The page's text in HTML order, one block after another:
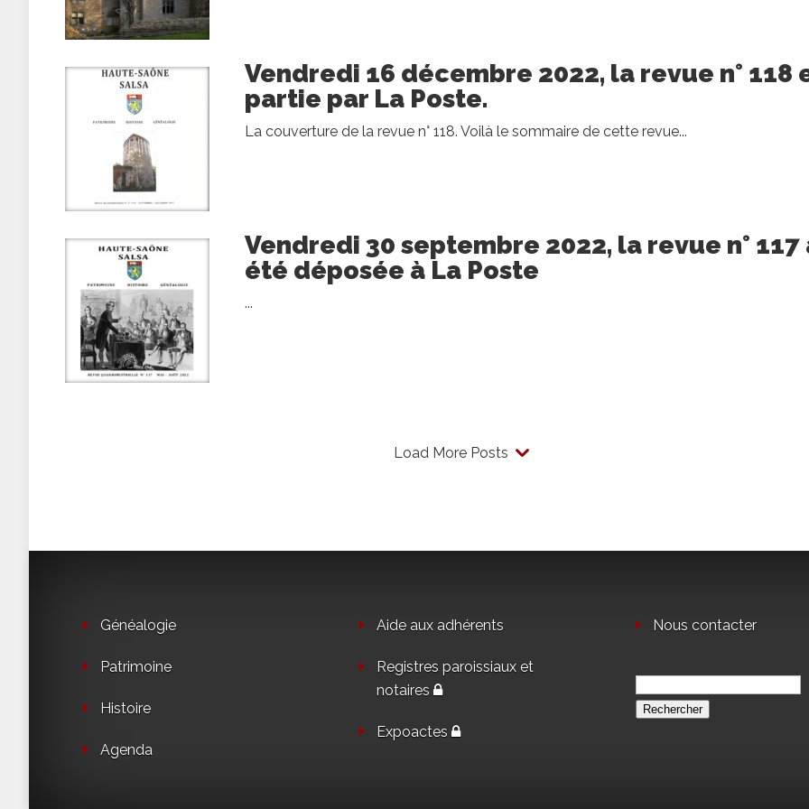
Vendredi 16 décembre 2022, la revue n° 118
partie par La Poste.
La couverture de la revue n° 118. Voilà le sommaire de cette revue...
Vendredi 30 septembre 2022, la revue n° 117
été déposée à La Poste
...
Load More Posts
Généalogie
Patrimoine
Histoire
Agenda
Aide aux adhérents
Registres paroissiaux et
notaires
Expoactes
Nous contacter
Rechercher :